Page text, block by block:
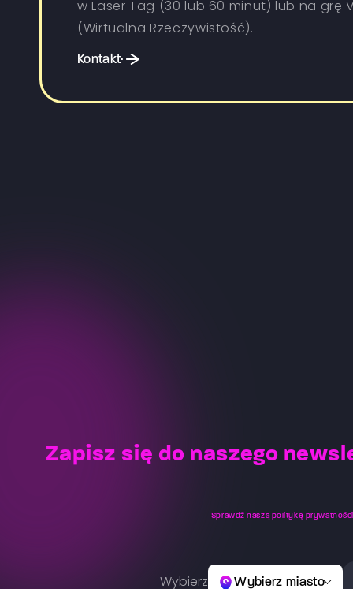
w Laser Tag (30 lub 60 minut) lub na grę
(Wirtualna Rzeczywistość).
Kontakt
Zapisz się do naszego
Sprawdź naszą politykę
Wybierz Wybierz miasto